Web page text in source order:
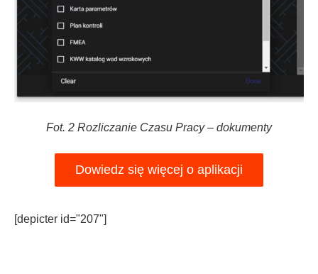
Fot. 2 Rozliczanie Czasu Pracy – dokumenty
Dowiedz się więcej o aplikacji
[depicter id="207"]